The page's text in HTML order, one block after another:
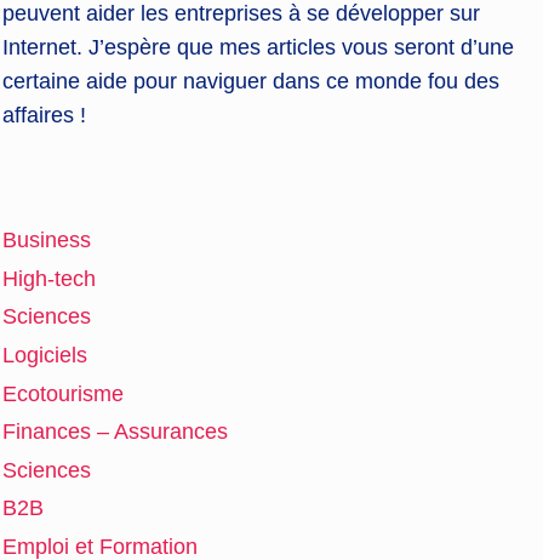
peuvent aider les entreprises à se développer sur
Internet. J’espère que mes articles vous seront d’une
certaine aide pour naviguer dans ce monde fou des
affaires !
Business
High-tech
Sciences
Logiciels
Ecotourisme
Finances – Assurances
Sciences
B2B
Emploi et Formation